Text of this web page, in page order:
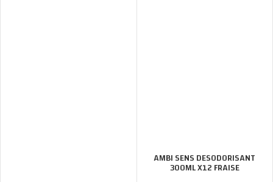
AMBI SENS DESODORISANT
300ML X12 FRAISE